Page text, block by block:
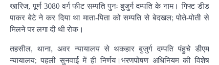
खारिज, पूर्ण 3080 वर्ग फीट सम्पति पुनः बुजुर्ग दम्पति के नाम। गिफ्ट डीड
पाकर बेटे ने कर दिया था माता-पिता को सम्पति से बेदखल; पोते-पोती से
मिलने पर लगा दी थी रोक।
तहसील, थाना, अवर न्यायालय से थकहार बुजुर्ग दम्पति पंहुचे डीएम
न्यायालय; पहली सुनवाई में ही निर्णय।भरणपोषण अधिनियम की विशेष